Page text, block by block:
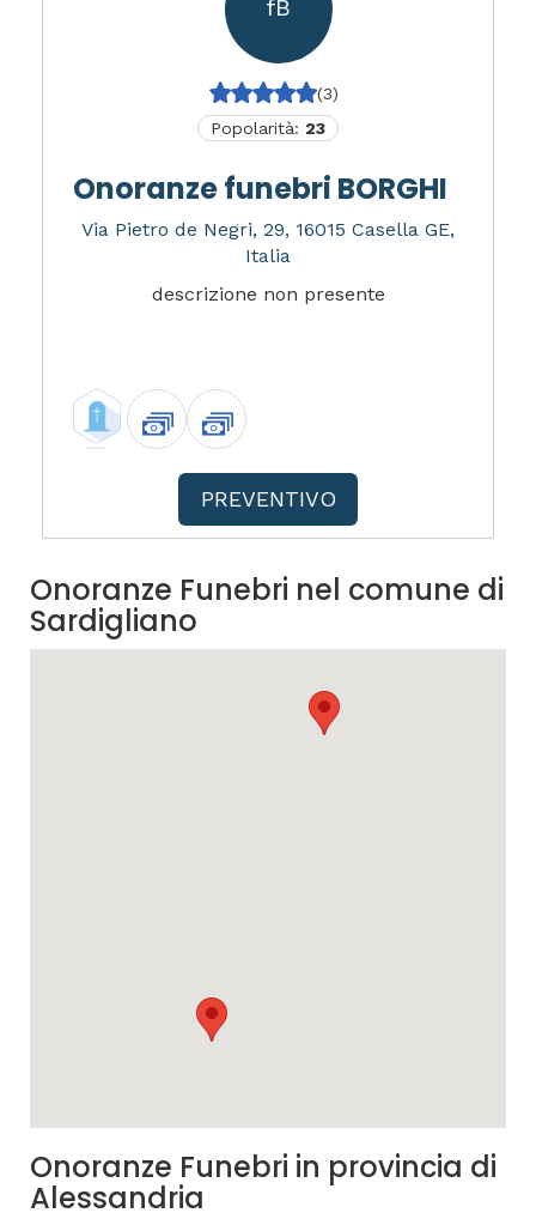
fB
(3)
Popolarità: 23
Onoranze funebri BORGHI
Via Pietro de Negri, 29, 16015 Casella GE,
Italia
descrizione non presente
PREVENTIVO
Onoranze Funebri nel comune di
Sardigliano
Onoranze Funebri in provincia di
Alessandria